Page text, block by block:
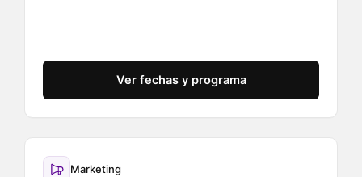
Ver fechas y programa
Marketing